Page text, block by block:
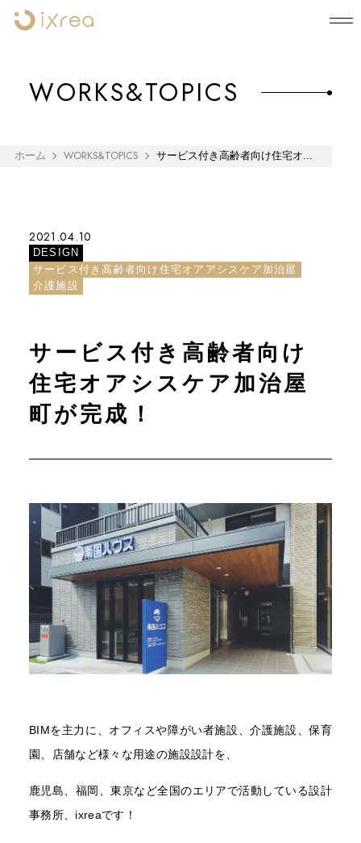
WORKS&TOPICS
ホーム WORKS&TOPICS サービス付き高齢者向け住宅オ...
2021.04.10
DESIGN
サービス付き高齢者向け住宅オアアシスケア加治屋
介護施設
サービス付き高齢者向け
住宅オアシスケア加治屋
町が完成！
BIMを主力に、オフィスや障がい者施設、介護施設、保育
園、店舗など様々な用途の施設設計を、
鹿児島、福岡、東京など全国のエリアで活動している設計
事務所、ixreaです！